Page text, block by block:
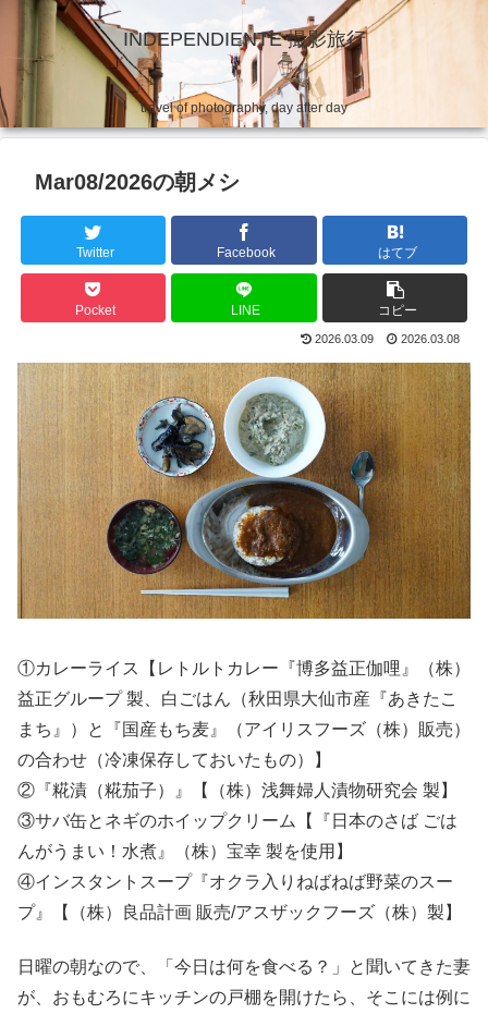
INDEPENDIENTE 撮影旅行
travel of photography, day after day
Mar08/2026の朝メシ
Twitter Facebook はてブ
Pocket LINE コピー
2026.03.09 2026.03.08
①カレーライス【レトルトカレー『博多益正伽哩』（株）
益正グループ 製、白ごはん（秋田県大仙市産『あきたこ
まち』）と『国産もち麦』（アイリスフーズ（株）販売）
の合わせ（冷凍保存しておいたもの）】
②『糀漬（糀茄子）』【（株）浅舞婦人漬物研究会 製】
③サバ缶とネギのホイップクリーム【『日本のさば ごは
んがうまい！水煮』（株）宝幸 製を使用】
④インスタントスープ『オクラ入りねばねば野菜のスー
プ』【（株）良品計画 販売/アスザックフーズ（株）製】
日曜の朝なので、「今日は何を食べる？」と聞いてきた妻
が、おもむろにキッチンの戸棚を開けたら、そこには例に